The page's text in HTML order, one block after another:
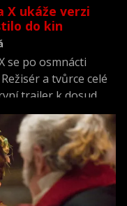
X ukáže verzi
do kin
se po osmnácti
a tvůrce celé
trailer k dosud
X: Chci uvěřit.